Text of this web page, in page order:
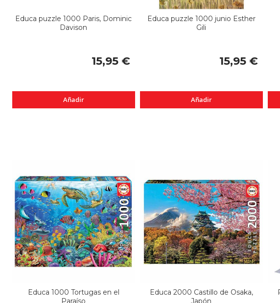
Educa puzzle 1000 Paris, Dominic
Davison
15,95 €
Añadir
Educa puzzle 1000 junio Esther
Gili
15,95 €
Añadir
Educa 1000 Tortugas en el
Paraíso
Educa 2000 Castillo de Osaka,
Japón